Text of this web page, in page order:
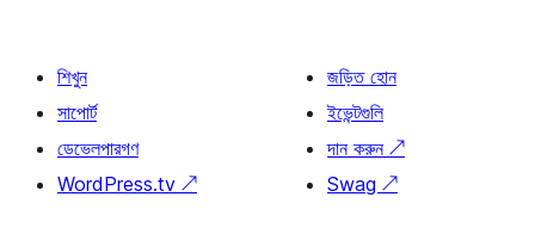
শিখুন
সাপোর্ট
ডেভেলপারগণ
WordPress.tv ↗
জড়িত হোন
ইভেন্টগুলি
দান করুন ↗
Swag ↗